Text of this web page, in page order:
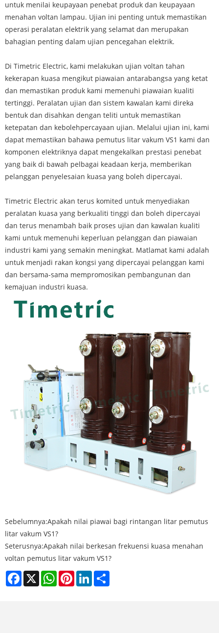
untuk menilai keupayaan penebat produk dan keupayaan
menahan voltan lampau. Ujian ini penting untuk memastikan
operasi peralatan elektrik yang selamat dan merupakan
bahagian penting dalam ujian pencegahan elektrik.
Di Timetric Electric, kami melakukan ujian voltan tahan
kekerapan kuasa mengikut piawaian antarabangsa yang ketat
dan memastikan produk kami memenuhi piawaian kualiti
tertinggi. Peralatan ujian dan sistem kawalan kami direka
bentuk dan disahkan dengan teliti untuk memastikan
ketepatan dan kebolehpercayaan ujian. Melalui ujian ini, kami
dapat memastikan bahawa pemutus litar vakum VS1 kami dan
komponen elektriknya dapat mengekalkan prestasi penebat
yang baik di bawah pelbagai keadaan kerja, memberikan
pelanggan penyelesaian kuasa yang boleh dipercayai.
Timetric Electric akan terus komited untuk menyediakan
peralatan kuasa yang berkualiti tinggi dan boleh dipercayai
dan terus menambah baik proses ujian dan kawalan kualiti
kami untuk memenuhi keperluan pelanggan dan piawaian
industri kami yang semakin meningkat. Matlamat kami adalah
untuk menjadi rakan kongsi yang dipercayai pelanggan kami
dan bersama-sama mempromosikan pembangunan dan
kemajuan industri kuasa.
Sebelumnya:Apakah nilai piawai bagi rintangan litar pemutus
litar vakum VS1?
Seterusnya:Apakah nilai berkesan frekuensi kuasa menahan
voltan pemutus litar vakum VS1?
Facebook
X WhatsAppPinterestLinkedIn